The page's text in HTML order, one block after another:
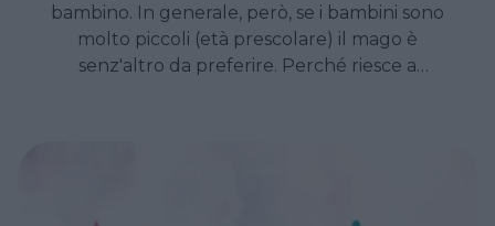
bambino. In generale, però, se i bambini sono
molto piccoli (età prescolare) il mago è
senz'altro da preferire. Perché riesce a